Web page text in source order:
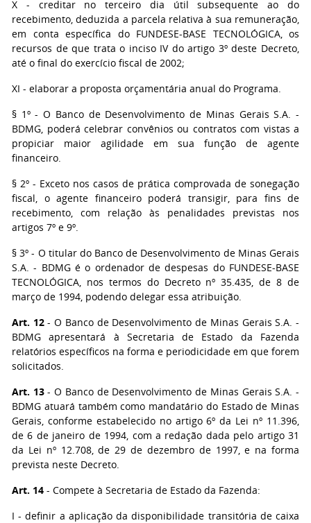
X - creditar no terceiro dia útil subsequente ao do
recebimento, deduzida a parcela relativa à sua remuneração,
em conta específica do FUNDESE-BASE TECNOLÓGICA, os
recursos de que trata o inciso IV do artigo 3º deste Decreto,
até o final do exercício fiscal de 2002;
XI - elaborar a proposta orçamentária anual do Programa.
§ 1º - O Banco de Desenvolvimento de Minas Gerais S.A. -
BDMG, poderá celebrar convênios ou contratos com vistas a
propiciar maior agilidade em sua função de agente
financeiro.
§ 2º - Exceto nos casos de prática comprovada de sonegação
fiscal, o agente financeiro poderá transigir, para fins de
recebimento, com relação às penalidades previstas nos
artigos 7º e 9º.
§ 3º - O titular do Banco de Desenvolvimento de Minas Gerais
S.A. - BDMG é o ordenador de despesas do FUNDESE-BASE
TECNOLÓGICA, nos termos do Decreto nº 35.435, de 8 de
março de 1994, podendo delegar essa atribuição.
Art. 12- O Banco de Desenvolvimento de Minas Gerais S.A. -
BDMG apresentará à Secretaria de Estado da Fazenda
relatórios específicos na forma e periodicidade em que forem
solicitados.
Art. 13- O Banco de Desenvolvimento de Minas Gerais S.A. -
BDMG atuará também como mandatário do Estado de Minas
Gerais, conforme estabelecido no artigo 6º da Lei nº 11.396,
de 6 de janeiro de 1994, com a redação dada pelo artigo 31
da Lei nº 12.708, de 29 de dezembro de 1997, e na forma
prevista neste Decreto.
Art. 14 - Compete à Secretaria de Estado da Fazenda:
I - definir a aplicação da disponibilidade transitória de caixa